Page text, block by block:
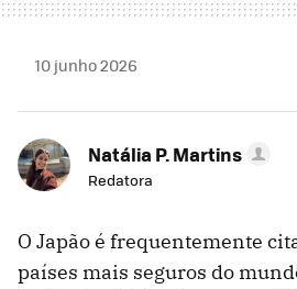
10 junho 2026
Natália P. Martins
Redatora
O Japão é frequentemente
países mais seguros do